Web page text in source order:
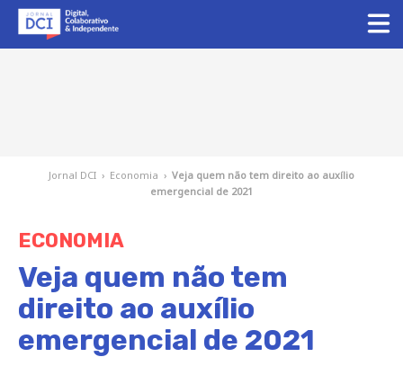
Jornal DCI › Economia › Veja quem não tem direito ao auxílio
emergencial de 2021
ECONOMIA
Veja quem não tem
direito ao auxílio
emergencial de 2021